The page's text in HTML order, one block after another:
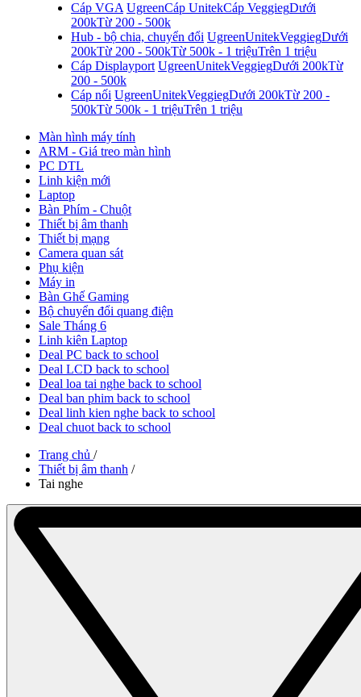
Cáp VGA UgreenCáp UnitekCáp VeggiegDưới
200kTừ 200 - 500k
Hub - bộ chia, chuyển đổi UgreenUnitekVeggiegDưới
200kTừ 200 - 500kTừ 500k - 1 triệuTrên 1 triệu
Cáp Displayport UgreenUnitekVeggiegDưới 200kTừ
200 - 500k
Cáp nối UgreenUnitekVeggiegDưới 200kTừ 200 -
500kTừ 500k - 1 triệuTrên 1 triệu
Màn hình máy tính
ARM - Giá treo màn hình
PC DTL
Linh kiện mới
Laptop
Bàn Phím - Chuột
Thiết bị âm thanh
Thiết bị mạng
Camera quan sát
Phụ kiện
Máy in
Bàn Ghế Gaming
Bộ chuyển đổi quang điện
Sale Tháng 6
Linh kiên Laptop
Deal PC back to school
Deal LCD back to school
Deal loa tai nghe back to school
Deal ban phim back to school
Deal linh kien nghe back to school
Deal chuot back to school
Trang chủ /
Thiết bị âm thanh /
Tai nghe